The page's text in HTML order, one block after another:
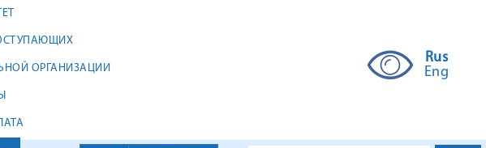
ОРГАНИЗАЦИИ
Rus
Eng